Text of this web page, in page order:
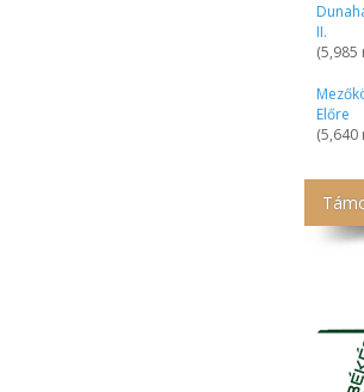
II.
(5,985
Előre
(5,640